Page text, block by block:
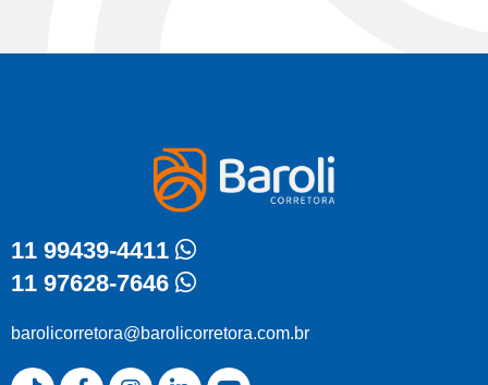
11 99439-4411
11 97628-7646
barolicorretora@barolicorretora.com.br